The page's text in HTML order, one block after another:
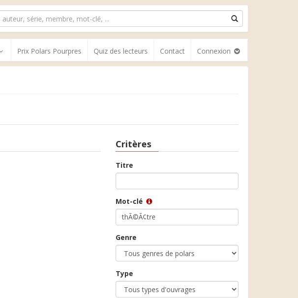
Prix Polars Pourpres Quiz des lecteurs Contact Connexion
Critères
Titre
Mot-clé
Genre
Type